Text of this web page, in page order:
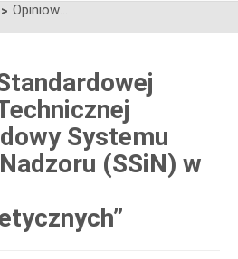
> Opiniowanie Standardowej Specyfikacji Technicznej „Standard budowy Systemu Sterowania i Nadzoru (SSiN) w stacjach elektroenergetycznych”
Systemu
(SSiN) w